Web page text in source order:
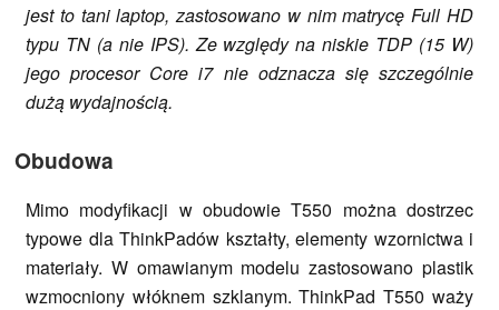
jest to tani laptop, zastosowano w nim matrycę Full HD
typu TN (a nie IPS). Ze względy na niskie TDP (15 W)
jego procesor Core i7 nie odznacza się szczególnie
dużą wydajnością.
Obudowa
Mimo modyfikacji w obudowie T550 można dostrzec
typowe dla ThinkPadów kształty, elementy wzornictwa i
materiały. W omawianym modelu zastosowano plastik
wzmocniony włóknem szklanym. ThinkPad T550 waży